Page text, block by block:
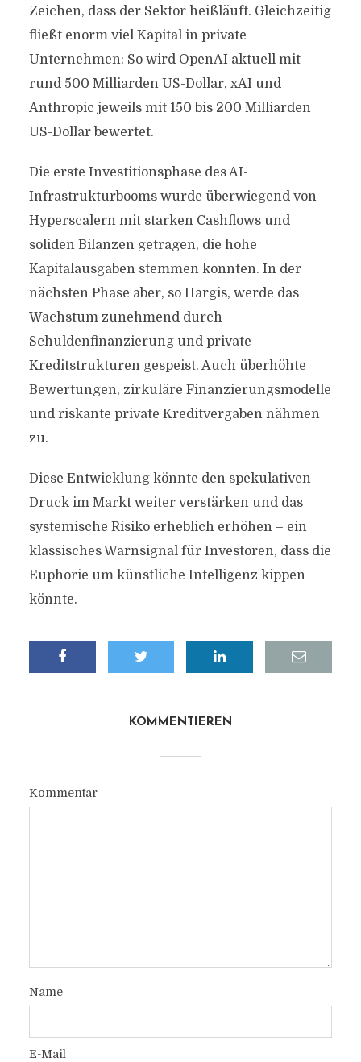
Zeichen, dass der Sektor heißläuft. Gleichzeitig
fließt enorm viel Kapital in private
Unternehmen: So wird OpenAI aktuell mit
rund 500 Milliarden US-Dollar, xAI und
Anthropic jeweils mit 150 bis 200 Milliarden
US-Dollar bewertet.
Die erste Investitionsphase des AI-
Infrastrukturbooms wurde überwiegend von
Hyperscalern mit starken Cashflows und
soliden Bilanzen getragen, die hohe
Kapitalausgaben stemmen konnten. In der
nächsten Phase aber, so Hargis, werde das
Wachstum zunehmend durch
Schuldenfinanzierung und private
Kreditstrukturen gespeist. Auch überhöhte
Bewertungen, zirkuläre Finanzierungsmodelle
und riskante private Kreditvergaben nähmen
zu.
Diese Entwicklung könnte den spekulativen
Druck im Markt weiter verstärken und das
systemische Risiko erheblich erhöhen – ein
klassisches Warnsignal für Investoren, dass die
Euphorie um künstliche Intelligenz kippen
könnte.
KOMMENTIEREN
Kommentar
Name
E-Mail